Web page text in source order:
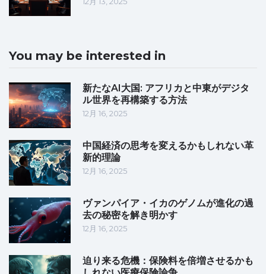
You may be interested in
新たなAI大国: アフリカと中東がデジタ
ル世界を再構築する方法
12月 16, 2025
中国経済の思考を変えるかもしれない革
新的理論
12月 16, 2025
ヴァンパイア・イカのゲノムが進化の過
去の秘密を解き明かす
12月 16, 2025
迫り来る危機：保険料を倍増させるかも